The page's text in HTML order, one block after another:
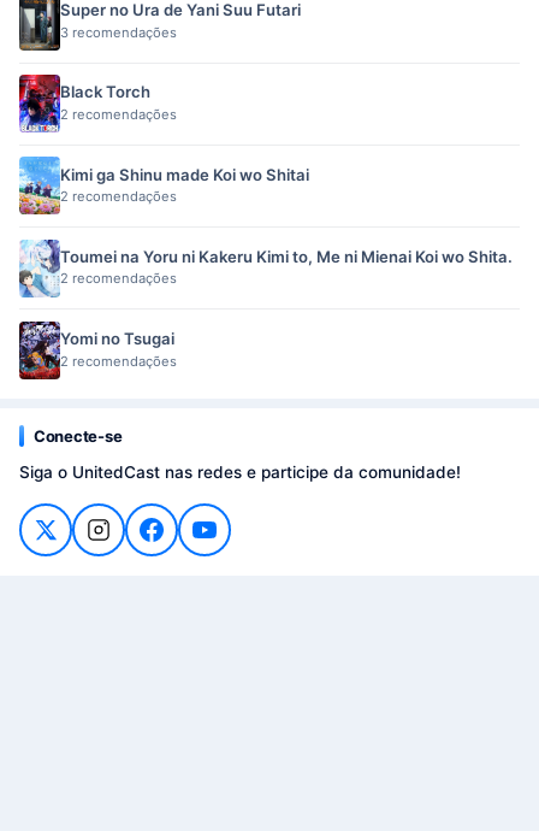
Super no Ura de Yani Suu Futari
3 recomendações
Black Torch
2 recomendações
Kimi ga Shinu made Koi wo Shitai
2 recomendações
Toumei na Yoru ni Kakeru Kimi to, Me ni Mienai Koi wo Shita.
2 recomendações
Yomi no Tsugai
2 recomendações
Conecte-se
Siga o UnitedCast nas redes e participe da comunidade!